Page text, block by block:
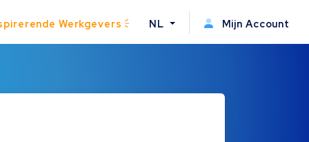
Werkgevers NL Mijn Account